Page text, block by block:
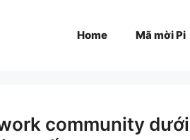
Home Mã mời Pi
community